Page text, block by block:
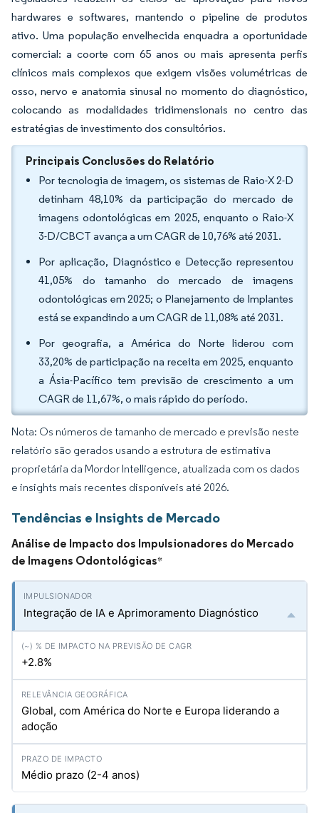
hardwares e softwares, mantendo o pipeline de produtos
ativo. Uma população envelhecida enquadra a oportunidade
comercial: a coorte com 65 anos ou mais apresenta perfis
clínicos mais complexos que exigem visões volumétricas de
osso, nervo e anatomia sinusal no momento do diagnóstico,
colocando as modalidades tridimensionais no centro das
estratégias de investimento dos consultórios.
Principais Conclusões do Relatório
Por tecnologia de imagem, os sistemas de Raio-X 2-D
detinham 48,10% da participação do mercado de
imagens odontológicas em 2025, enquanto o Raio-X
3-D/CBCT avança a um CAGR de 10,76% até 2031.
Por aplicação, Diagnóstico e Detecção representou
41,05% do tamanho do mercado de imagens
odontológicas em 2025; o Planejamento de Implantes
está se expandindo a um CAGR de 11,08% até 2031.
Por geografia, a América do Norte liderou com
33,20% de participação na receita em 2025, enquanto
a Ásia-Pacífico tem previsão de crescimento a um
CAGR de 11,67%, o mais rápido do período.
Nota: Os números de tamanho de mercado e previsão neste
relatório são gerados usando a estrutura de estimativa
proprietária da Mordor Intelligence, atualizada com os dados
e insights mais recentes disponíveis até 2026.
Tendências e Insights de Mercado
Análise de Impacto dos Impulsionadores do Mercado
de Imagens Odontológicas*
Integração de IA e Aprimoramento Diagnóstico
+2.8%
Global, com América do Norte e Europa liderando a
adoção
Médio prazo (2-4 anos)